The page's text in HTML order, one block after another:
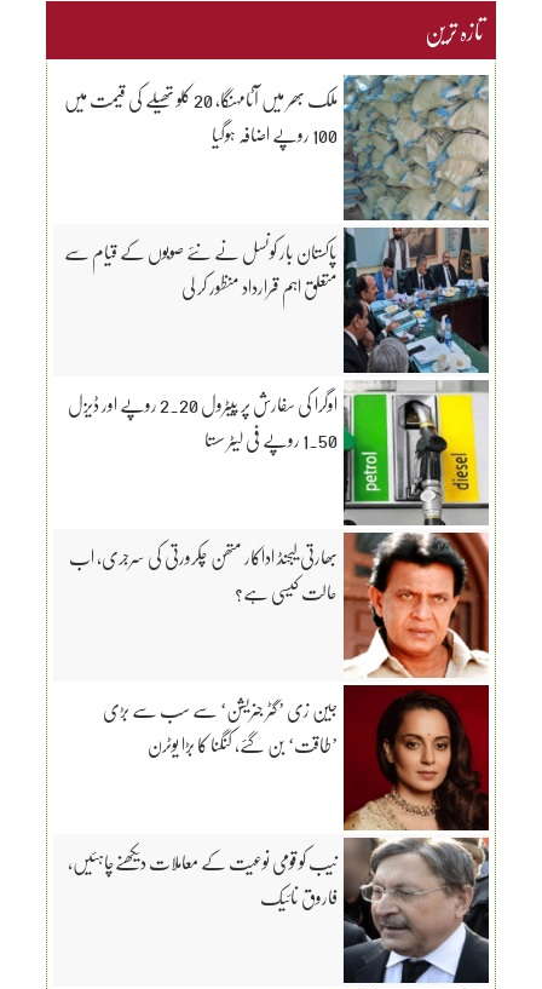
تازہ ترین
ملک بھر میں آٹامہنگا، 20 کلو تھیلے کی قیمت میں
100 روپے اضافہ ہوگیا
پاکستان بار کونسل نے نئے صوبوں کے قیام سے
متعلق اہم قرارداد منظور کر لی
اوگرا کی سفارش پر پیٹرول 2.20 روپے اور ڈیزل
1.50 روپے فی لیٹر سستا
بھارتی لیجنڈ اداکار متھن چکرورتی کی سرجری، اب
حالت کیسی ہے؟
جین زی ’گٹر جنریشن‘ سے سب سے بڑی
’طاقت‘ بن گئے، کنگنا کا بڑا یوٹرن
نیب کو قومی نوعیت کے معاملات دیکھنےچاہئیں،
فاروق نائیک